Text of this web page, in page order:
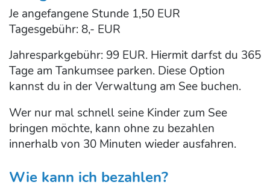
Je angefangene Stunde 1,50 EUR
Tagesgebühr: 8,- EUR
Jahresparkgebühr: 99 EUR. Hiermit darfst du 365
Tage am Tankumsee parken. Diese Option
kannst du in der Verwaltung am See buchen.
Wer nur mal schnell seine Kinder zum See
bringen möchte, kann ohne zu bezahlen
innerhalb von 30 Minuten wieder ausfahren.
Wie kann ich bezahlen?